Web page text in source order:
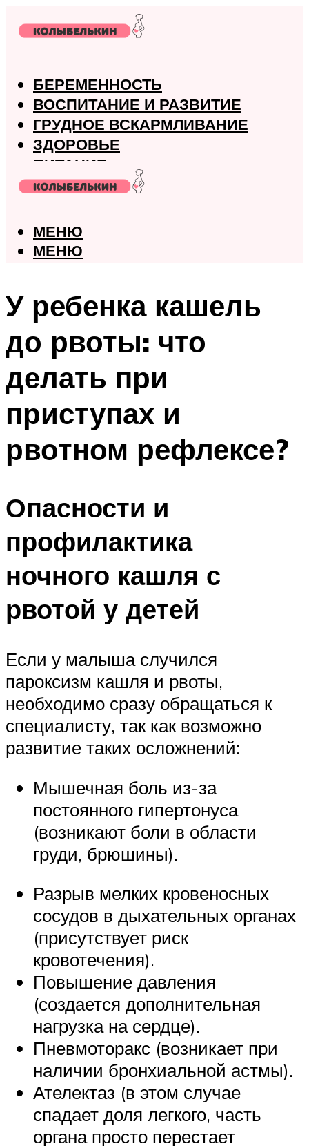
БЕРЕМЕННОСТЬ
ВОСПИТАНИЕ И РАЗВИТИЕ
ГРУДНОЕ ВСКАРМЛИВАНИЕ
ЗДОРОВЬЕ
ПИТАНИЕ
РОДЫ
МЕНЮ
МЕНЮ
У ребенка кашель
до рвоты: что
делать при
приступах и
рвотном рефлексе?
Опасности и
профилактика
ночного кашля с
рвотой у детей
Если у малыша случился
пароксизм кашля и рвоты,
необходимо сразу обращаться к
специалисту, так как возможно
развитие таких осложнений:
Мышечная боль из-за
постоянного гипертонуса
(возникают боли в области
груди, брюшины).
Разрыв мелких кровеносных
сосудов в дыхательных органах
(присутствует риск
кровотечения).
Повышение давления
(создается дополнительная
нагрузка на сердце).
Пневмоторакс (возникает при
наличии бронхиальной астмы).
Ателектаз (в этом случае
спадает доля легкого, часть
органа просто перестает